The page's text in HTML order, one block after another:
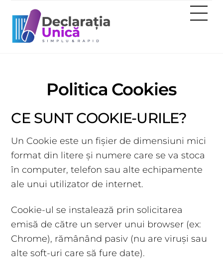
content
Politica Cookies
CE SUNT COOKIE-URILE?
Un Cookie este un fișier de dimensiuni mici
format din litere și numere care se va stoca
în computer, telefon sau alte echipamente
ale unui utilizator de internet.
Cookie-ul se instalează prin solicitarea
emisă de către un server unui browser (ex:
Chrome), rămânând pasiv (nu are viruși sau
alte soft-uri care să fure date).